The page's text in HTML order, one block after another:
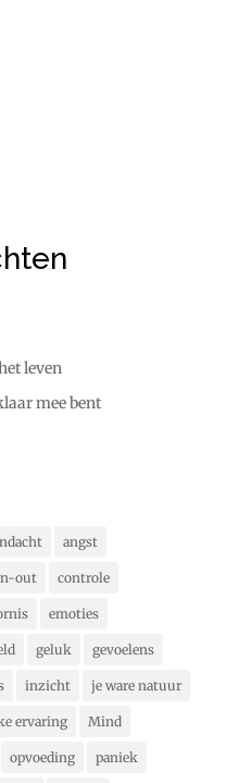
leven
mee bent
angst
out controle
emoties
geluk gevoelens
inzicht je ware natuur
ervaring Mind
opvoeding paniek